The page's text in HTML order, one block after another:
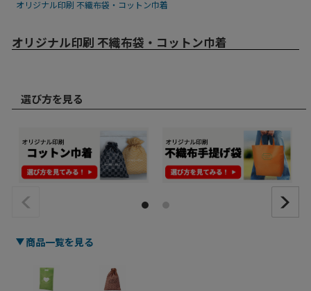
オリジナル印刷 不織布袋・コットン巾着
オリジナル印刷 不織布袋・コットン巾着
選び方を見る
商品一覧を見る